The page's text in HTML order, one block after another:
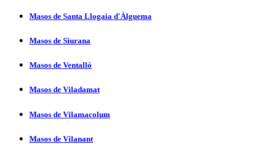
Masos de Santa Llogaia d'Àlguema
Masos de Siurana
Masos de Ventalló
Masos de Viladamat
Masos de Vilamacolum
Masos de Vilanant